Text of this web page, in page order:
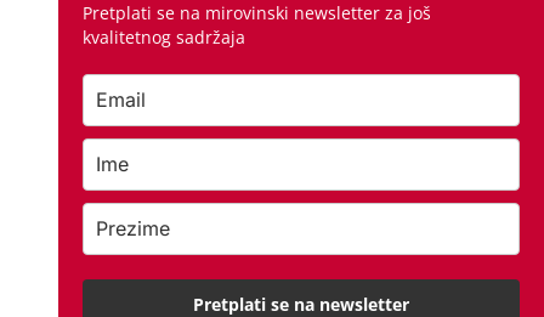
Pretplati se na mirovinski newsletter za još
kvalitetnog sadržaja
Pretplati se na newsletter